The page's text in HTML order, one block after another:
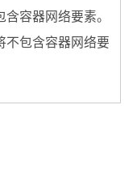
容器网络要素。
不包含容器网络要